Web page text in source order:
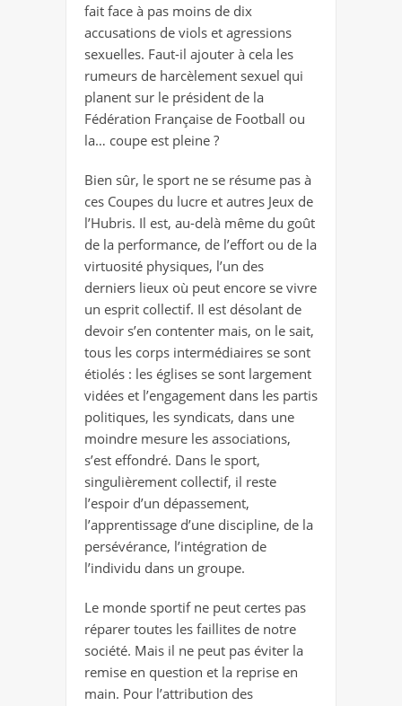
fait face à pas moins de dix
accusations de viols et agressions
sexuelles. Faut-il ajouter à cela les
rumeurs de harcèlement sexuel qui
planent sur le président de la
Fédération Française de Football ou
la… coupe est pleine ?
Bien sûr, le sport ne se résume pas à
ces Coupes du lucre et autres Jeux de
l’Hubris. Il est, au-delà même du goût
de la performance, de l’effort ou de la
virtuosité physiques, l’un des
derniers lieux où peut encore se vivre
un esprit collectif. Il est désolant de
devoir s’en contenter mais, on le sait,
tous les corps intermédiaires se sont
étiolés : les églises se sont largement
vidées et l’engagement dans les partis
politiques, les syndicats, dans une
moindre mesure les associations,
s’est effondré. Dans le sport,
singulièrement collectif, il reste
l’espoir d’un dépassement,
l’apprentissage d’une discipline, de la
persévérance, l’intégration de
l’individu dans un groupe.
Le monde sportif ne peut certes pas
réparer toutes les faillites de notre
société. Mais il ne peut pas éviter la
remise en question et la reprise en
main. Pour l’attribution des